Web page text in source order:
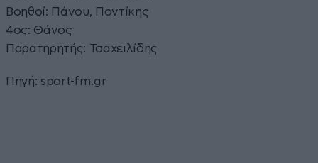
Βοηθοί: Πάνου, Ποντίκης
4ος: Θάνος
Παρατηρητής: Τσαχειλίδης
Πηγή: sport-fm.gr